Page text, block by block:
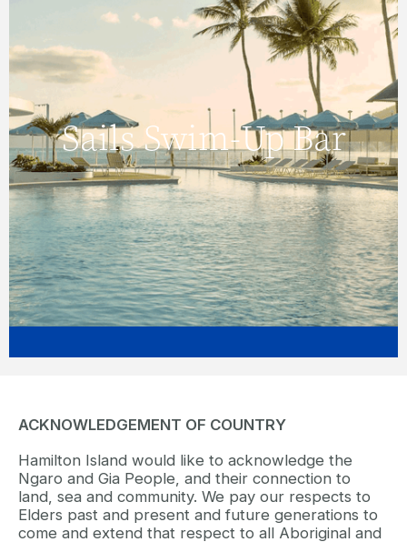
Sails Swim-Up Bar
Sails Swim-Up Bar
Click here to view more
ACKNOWLEDGEMENT OF COUNTRY
Hamilton Island would like to acknowledge the
Ngaro and Gia People, and their connection to
land, sea and community. We pay our respects to
Elders past and present and future generations to
come and extend that respect to all Aboriginal and